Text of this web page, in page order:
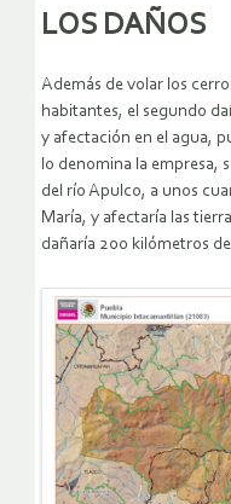
LOS DAÑOS
Además de volar los
habitantes, el segundo
y afectación en el agua,
lo denomina la empresa,
del río Apulco, a unos
María, y afectaría las
dañaría 200 kilómetros